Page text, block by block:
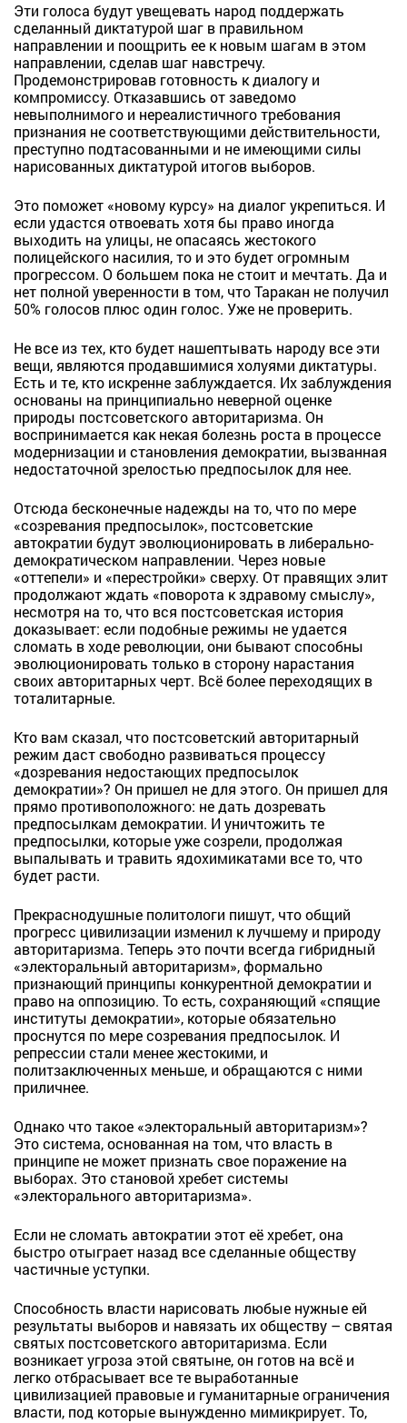
Эти голоса будут увещевать народ поддержать
сделанный диктатурой шаг в правильном
направлении и поощрить ее к новым шагам в этом
направлении, сделав шаг навстречу.
Продемонстрировав готовность к диалогу и
компромиссу. Отказавшись от заведомо
невыполнимого и нереалистичного требования
признания не соответствующими действительности,
преступно подтасованными и не имеющими силы
нарисованных диктатурой итогов выборов.
Это поможет «новому курсу» на диалог укрепиться. И
если удастся отвоевать хотя бы право иногда
выходить на улицы, не опасаясь жестокого
полицейского насилия, то и это будет огромным
прогрессом. О большем пока не стоит и мечтать. Да и
нет полной уверенности в том, что Таракан не получил
50% голосов плюс один голос. Уже не проверить.
Не все из тех, кто будет нашептывать народу все эти
вещи, являются продавшимися холуями диктатуры.
Есть и те, кто искренне заблуждается. Их заблуждения
основаны на принципиально неверной оценке
природы постсоветского авторитаризма. Он
воспринимается как некая болезнь роста в процессе
модернизации и становления демократии, вызванная
недостаточной зрелостью предпосылок для нее.
Отсюда бесконечные надежды на то, что по мере
«созревания предпосылок», постсоветские
автократии будут эволюционировать в либерально-
демократическом направлении. Через новые
«оттепели» и «перестройки» сверху. От правящих элит
продолжают ждать «поворота к здравому смыслу»,
несмотря на то, что вся постсоветская история
доказывает: если подобные режимы не удается
сломать в ходе революции, они бывают способны
эволюционировать только в сторону нарастания
своих авторитарных черт. Всё более переходящих в
тоталитарные.
Кто вам сказал, что постсоветский авторитарный
режим даст свободно развиваться процессу
«дозревания недостающих предпосылок
демократии»? Он пришел не для этого. Он пришел для
прямо противоположного: не дать дозревать
предпосылкам демократии. И уничтожить те
предпосылки, которые уже созрели, продолжая
выпалывать и травить ядохимикатами все то, что
будет расти.
Прекраснодушные политологи пишут, что общий
прогресс цивилизации изменил к лучшему и природу
авторитаризма. Теперь это почти всегда гибридный
«электоральный авторитаризм», формально
признающий принципы конкурентной демократии и
право на оппозицию. То есть, сохраняющий «спящие
институты демократии», которые обязательно
проснутся по мере созревания предпосылок. И
репрессии стали менее жестокими, и
политзаключенных меньше, и обращаются с ними
приличнее.
Однако что такое «электоральный авторитаризм»?
Это система, основанная на том, что власть в
принципе не может признать свое поражение на
выборах. Это становой хребет системы
«электорального авторитаризма».
Если не сломать автократии этот её хребет, она
быстро отыграет назад все сделанные обществу
частичные уступки.
Способность власти нарисовать любые нужные ей
результаты выборов и навязать их обществу – святая
святых постсоветского авторитаризма. Если
возникает угроза этой святыне, он готов на всё и
легко отбрасывает все те выработанные
цивилизацией правовые и гуманитарные ограничения
власти, под которые вынужденно мимикрирует. То,